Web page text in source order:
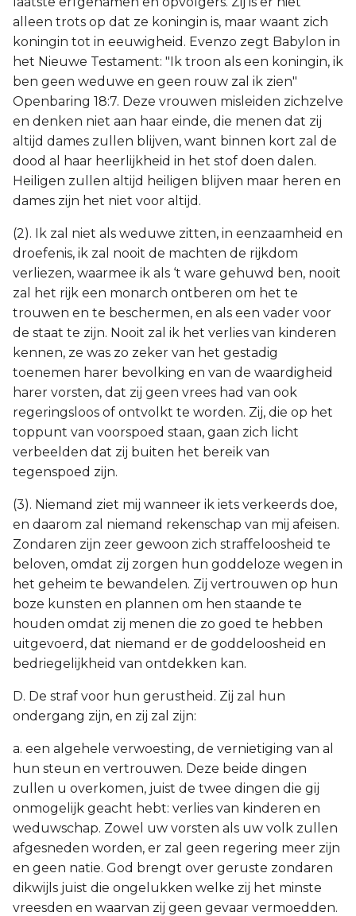
alleen trots op dat ze koningin is, maar waant zich
koningin tot in eeuwigheid. Evenzo zegt Babylon in
het Nieuwe Testament: "Ik troon als een koningin, ik
ben geen weduwe en geen rouw zal ik zien"
Openbaring 18:7. Deze vrouwen misleiden zichzelve
en denken niet aan haar einde, die menen dat zij
altijd dames zullen blijven, want binnen kort zal de
dood al haar heerlijkheid in het stof doen dalen.
Heiligen zullen altijd heiligen blijven maar heren en
dames zijn het niet voor altijd.
(2). Ik zal niet als weduwe zitten, in eenzaamheid en
droefenis, ik zal nooit de machten de rijkdom
verliezen, waarmee ik als ‘t ware gehuwd ben, nooit
zal het rijk een monarch ontberen om het te
trouwen en te beschermen, en als een vader voor
de staat te zijn. Nooit zal ik het verlies van kinderen
kennen, ze was zo zeker van het gestadig
toenemen harer bevolking en van de waardigheid
harer vorsten, dat zij geen vrees had van ook
regeringsloos of ontvolkt te worden. Zij, die op het
toppunt van voorspoed staan, gaan zich licht
verbeelden dat zij buiten het bereik van
tegenspoed zijn.
(3). Niemand ziet mij wanneer ik iets verkeerds doe,
en daarom zal niemand rekenschap van mij afeisen.
Zondaren zijn zeer gewoon zich straffeloosheid te
beloven, omdat zij zorgen hun goddeloze wegen in
het geheim te bewandelen. Zij vertrouwen op hun
boze kunsten en plannen om hen staande te
houden omdat zij menen die zo goed te hebben
uitgevoerd, dat niemand er de goddeloosheid en
bedriegelijkheid van ontdekken kan.
D. De straf voor hun gerustheid. Zij zal hun
ondergang zijn, en zij zal zijn:
a. een algehele verwoesting, de vernietiging van al
hun steun en vertrouwen. Deze beide dingen
zullen u overkomen, juist de twee dingen die gij
onmogelijk geacht hebt: verlies van kinderen en
weduwschap. Zowel uw vorsten als uw volk zullen
afgesneden worden, er zal geen regering meer zijn
en geen natie. God brengt over geruste zondaren
dikwijls juist die ongelukken welke zij het minste
vreesden en waarvan zij geen gevaar vermoedden.